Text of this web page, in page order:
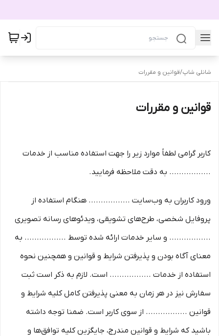
شانلی شاپ/قوانین و مقررات
قوانین و مقررات
کاربر گرامی لطفاً موارد زیر را جهت استفاده مناسب از خدمات
................. به دقت ملاحظه فرمایید.
ورود کاربران به وب‏‌سایت ................. هنگام استفاده از
پروفایل شخصی، طرح‏‌های تشویقی، ویدئوهای رسانه تصویری
................. و سایر خدمات ارائه شده توسط ................. به
معنای آگاه بودن و پذیرفتن شرایط و قوانین و همچنین نحوه
استفاده از خدمات ................. است. لازم به ذکر است ثبت
سفارش نیز در هر زمان به معنی پذیرفتن کامل کلیه شرایط و
قوانین ................. از سوی کاربر است. ضمنا توجه داشته
باشید که شرایط و قوانین مندرج، جایگزین کلیه توافق‏‌ها و